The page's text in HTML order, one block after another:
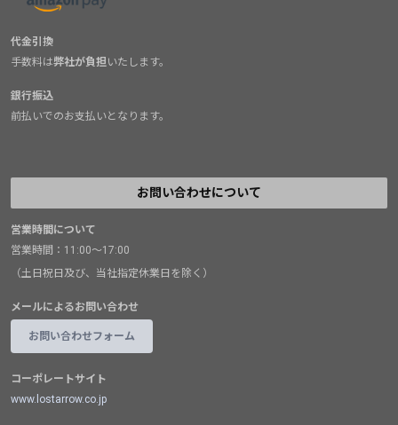
代金引換
手数料は弊社が負担 いたします。
銀行振込
前払いでのお支払いとなります。
お問い合わせについて
営業時間について
営業時間：11:00～17:00
（土日祝日及び、当社指定休業日を除く）
メールによるお問い合わせ
お問い合わせフォーム
コーポレートサイト
www.lostarrow.co.jp